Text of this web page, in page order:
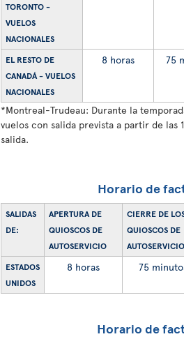
TORONTO -
VUELOS
NACIONALES
EL RESTO DE
CANADÁ - VUELOS
NACIONALES
8 horas 75
*Montreal-Trudeau: Durante la
vuelos con salida prevista a partir de las
salida.
Horario de
SALIDAS
DE:
APERTURA DE
QUIOSCOS DE
AUTOSERVICIO
CIERRE DE
QUIOSCOS DE
AUTOSERVICIO
ESTADOS
UNIDOS
8 horas 75
Horario de